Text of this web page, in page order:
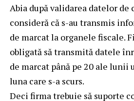
Abia după validarea datelor de
consideră că s-au transmis
de marcat la organele fiscale.
obligată să transmită datele
de marcat până pe 20 ale lunii
luna care s-a scurs.
Deci firma trebuie să suporte